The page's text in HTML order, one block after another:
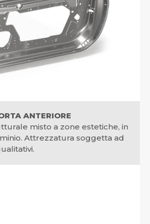
ANTERIORE
misto a zone estetiche, in
Attrezzatura soggetta ad